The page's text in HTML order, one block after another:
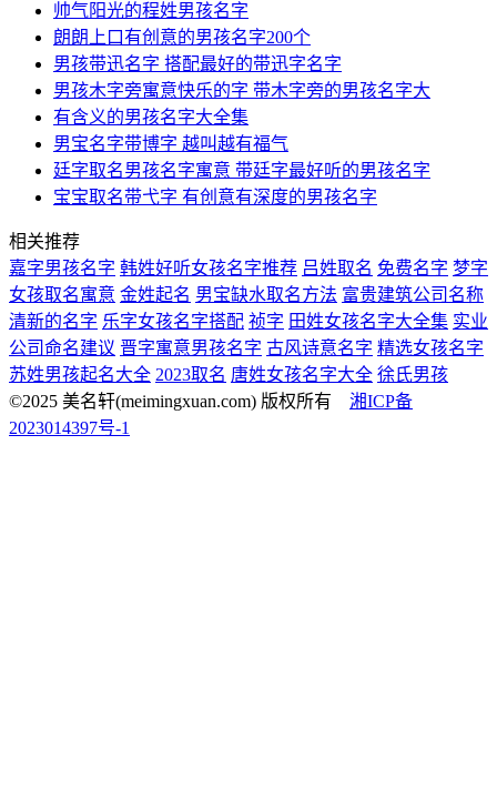
帅气阳光的程姓男孩名字
朗朗上口有创意的男孩名字200个
男孩带迅名字 搭配最好的带迅字名字
男孩木字旁寓意快乐的字 带木字旁的男孩名字大
有含义的男孩名字大全集
男宝名字带博字 越叫越有福气
廷字取名男孩名字寓意 带廷字最好听的男孩名字
宝宝取名带弋字 有创意有深度的男孩名字
相关推荐
嘉字男孩名字 韩姓好听女孩名字推荐 吕姓取名 免费名字 梦字
女孩取名寓意 金姓起名 男宝缺水取名方法 富贵建筑公司名称
清新的名字 乐字女孩名字搭配 祯字 田姓女孩名字大全集 实业
公司命名建议 晋字寓意男孩名字 古风诗意名字 精选女孩名字
苏姓男孩起名大全 2023取名 唐姓女孩名字大全 徐氏男孩
©2025 美名轩(meimingxuan.com) 版权所有 湘ICP备
2023014397号-1